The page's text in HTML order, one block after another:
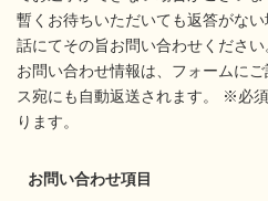
暫くお待ちいただいても返答がな
話にてその旨お問い合わせください
お問い合わせ情報は、フォームに
ス宛にも自動返送されます。 ※必
ります。
お問い合わせ項目